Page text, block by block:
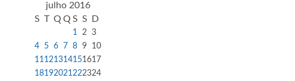
julho 2016
S T Q Q S S D
1 2 3
4
5 6 7 8 9
10
11121314151617
18192021222324